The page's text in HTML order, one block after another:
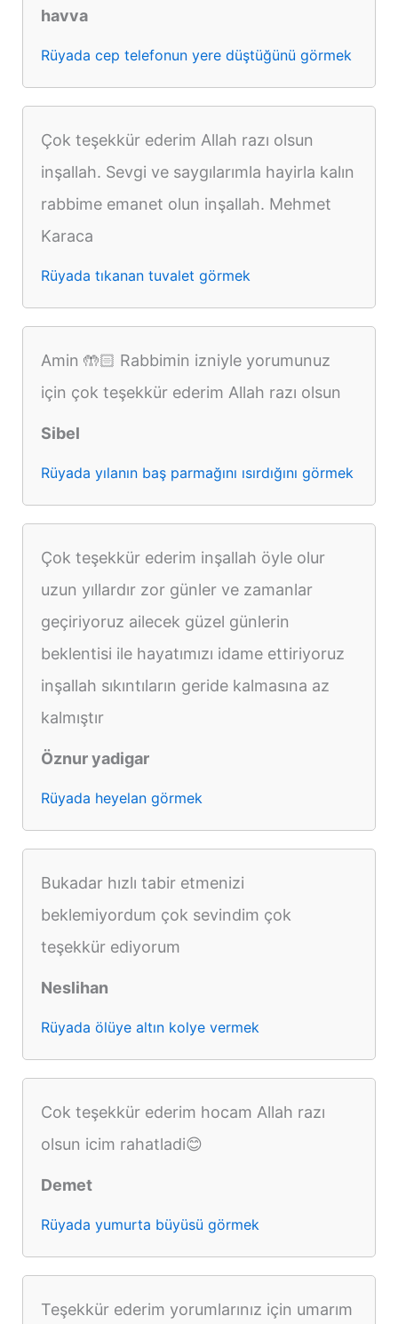
havva
Rüyada cep telefonun yere düştüğünü görmek
Çok teşekkür ederim Allah razı olsun
inşallah. Sevgi ve saygılarımla hayirla kalın
rabbime emanet olun inşallah. Mehmet
Karaca
Rüyada tıkanan tuvalet görmek
Amin 🤲🏻 Rabbimin izniyle yorumunuz
için çok teşekkür ederim Allah razı olsun
Sibel
Rüyada yılanın baş parmağını ısırdığını görmek
Çok teşekkür ederim inşallah öyle olur
uzun yıllardır zor günler ve zamanlar
geçiriyoruz ailecek güzel günlerin
beklentisi ile hayatımızı idame ettiriyoruz
inşallah sıkıntıların geride kalmasına az
kalmıştır
Öznur yadigar
Rüyada heyelan görmek
Bukadar hızlı tabir etmenizi
beklemiyordum çok sevindim çok
teşekkür ediyorum
Neslihan
Rüyada ölüye altın kolye vermek
Cok teşekkür ederim hocam Allah razı
olsun icim rahatladi😊
Demet
Rüyada yumurta büyüsü görmek
Teşekkür ederim yorumlarınız için umarım